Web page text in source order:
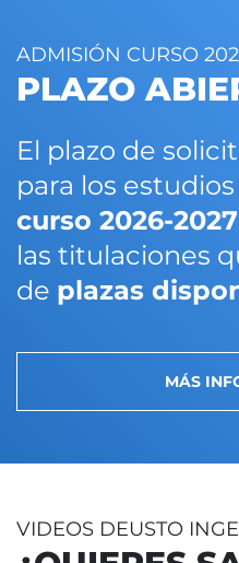
ADMISIÓN CURSO
PLAZO
El plazo de
para los
curso 2026-2027
las titulaciones
de plazas
MÁS
VIDEOS DEUSTO